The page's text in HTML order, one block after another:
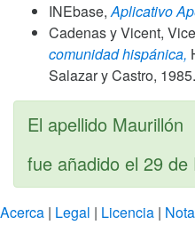
INEbase,Aplicativo
Cadenas y Vicent,
comunidad hispánica,
Salazar y Castro, 1985.
El apellido Maurillón
fue añadido el 29 de
Acerca | Legal | Licencia |